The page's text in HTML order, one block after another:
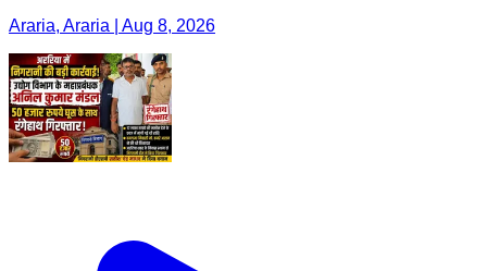
Araria, Araria | Aug 8, 2026